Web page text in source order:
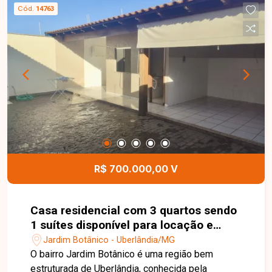
excelente oportunidade para quem busca espaço
e ve
Cód. 14763
R$ 700.000,00 V
Casa residencial com 3 quartos sendo
1 suítes disponível para locação e
venda no bairro Jardim Botânico em
Uberlândia-MG
Jardim Botânico - Uberlândia/MG
O bairro Jardim Botânico é uma região bem
estruturada de Uberlândia, conhecida pela